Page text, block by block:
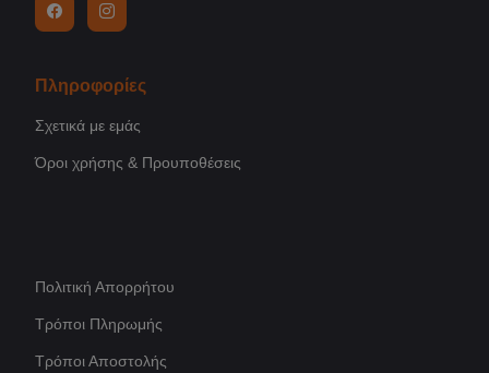
Πληροφορίες
Σχετικά με εμάς
Όροι χρήσης & Προυποθέσεις
Πολιτική Απορρήτου
Τρόποι Πληρωμής
Τρόποι Αποστολής